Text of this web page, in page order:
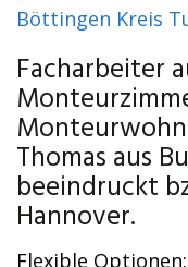
Böttingen Kreis
Facharbeiter
Thomas aus
beeindruckt
Hannover.
Flexible